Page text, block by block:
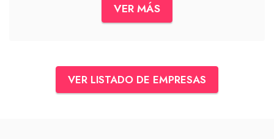
VER MÁS
VER LISTADO DE EMPRESAS